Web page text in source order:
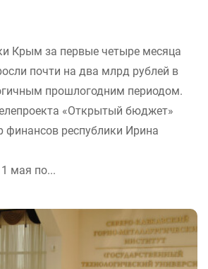
Крым за первые четыре месяца
почти на два млрд рублей в
прошлогодним периодом.
«Открытый бюджет»
финансов республики Ирина
мая по...